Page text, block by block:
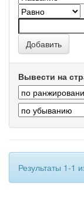
Вывести на
Результаты 1-1